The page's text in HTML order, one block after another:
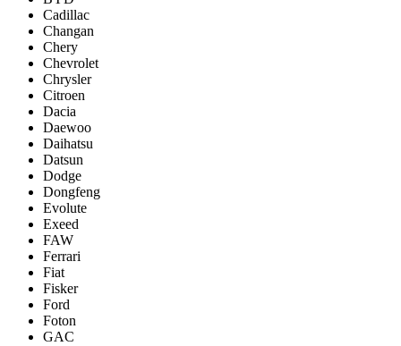
Cadillac
Changan
Chery
Chevrolet
Chrysler
Citroen
Dacia
Daewoo
Daihatsu
Datsun
Dodge
Dongfeng
Evolute
Exeed
FAW
Ferrari
Fiat
Fisker
Ford
Foton
GAC